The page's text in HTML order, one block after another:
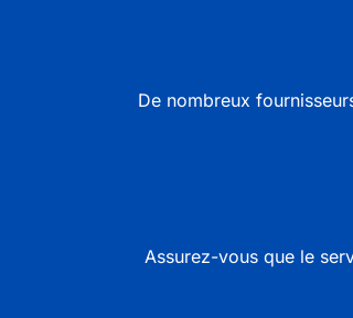
De nombreux
Assurez-vous que le